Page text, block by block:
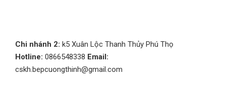
Chi nhánh 2: k5 Xuân Lộc Thanh Thủy Phú Thọ
Hotline: 0866548338 Email:
cskh.bepcuongthinh@gmail.com